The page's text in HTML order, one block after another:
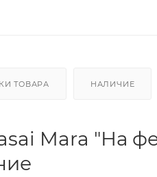
ТОВАРА НАЛИЧИЕ
Mara "На